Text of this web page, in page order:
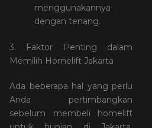
menggunakannya
dengan tenang.
3. Faktor Penting dalam
Memilih Homelift Jakarta
Ada beberapa hal yang perlu
Anda pertimbangkan
sebelum membeli homelift